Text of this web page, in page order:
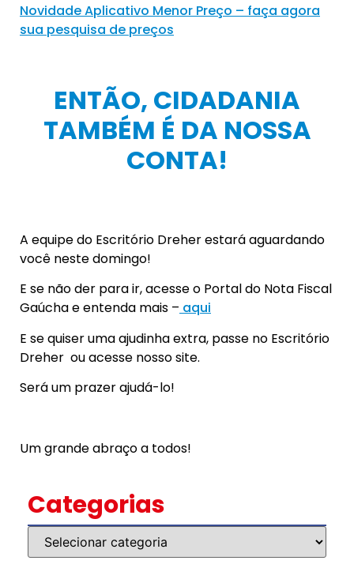
Novidade Aplicativo Menor Preço – faça agora
sua pesquisa de preços
ENTÃO, CIDADANIA
TAMBÉM É DA NOSSA
CONTA!
A equipe do Escritório Dreher estará aguardando
você neste domingo!
E se não der para ir, acesse o Portal do Nota Fiscal
Gaúcha e entenda mais – aqui
E se quiser uma ajudinha extra, passe no Escritório
Dreher ou acesse nosso site.
Será um prazer ajudá-lo!
Um grande abraço a todos!
Categorias